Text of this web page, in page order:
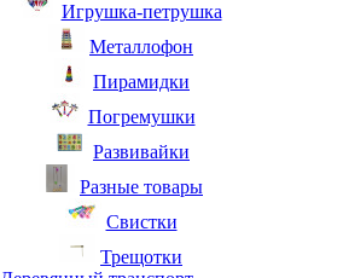
Игрушка-петрушка
Металлофон
Пирамидки
Погремушки
Развивайки
Разные товары
Свистки
Трещотки